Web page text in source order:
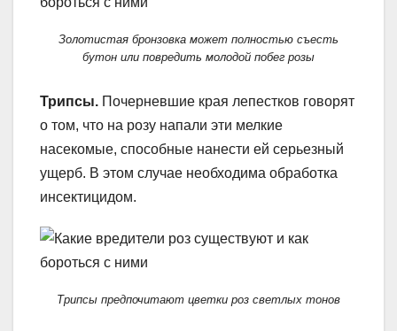
Золотистая бронзовка может полностью съесть
бутон или повредить молодой побег розы
Трипсы. Почерневшие края лепестков говорят
о том, что на розу напали эти мелкие
насекомые, способные нанести ей серьезный
ущерб. В этом случае необходима обработка
инсектицидом.
Трипсы предпочитают цветки роз светлых тонов